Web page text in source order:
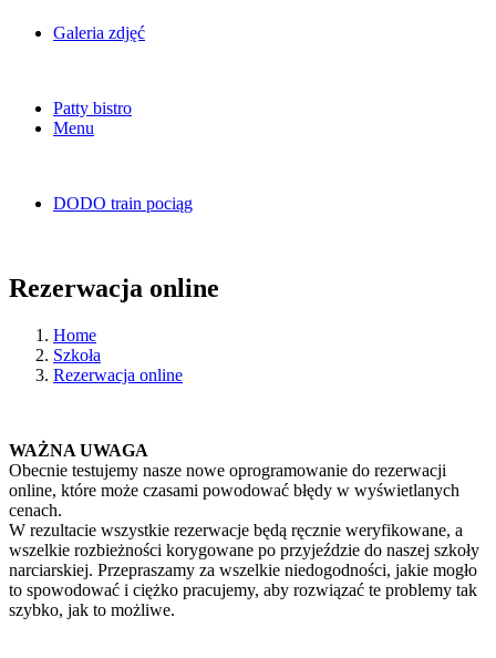
Galeria zdjęć
Patty bistro
Menu
DODO train pociąg
Rezerwacja online
Home
Szkoła
Rezerwacja online
WAŻNA UWAGA
Obecnie testujemy nasze nowe oprogramowanie do rezerwacji
online, które może czasami powodować błędy w wyświetlanych
cenach.
W rezultacie wszystkie rezerwacje będą ręcznie weryfikowane, a
wszelkie rozbieżności korygowane po przyjeździe do naszej szkoły
narciarskiej. Przepraszamy za wszelkie niedogodności, jakie mogło
to spowodować i ciężko pracujemy, aby rozwiązać te problemy tak
szybko, jak to możliwe.